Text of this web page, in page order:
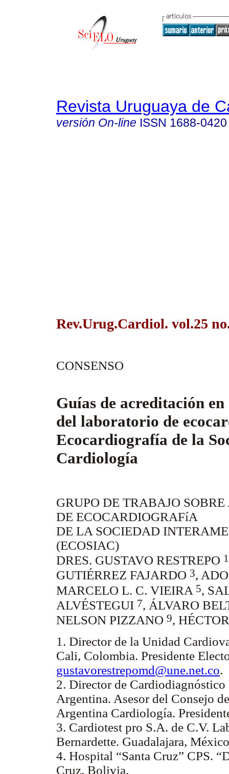
Revista Uruguaya de
versión On-line ISSN 1688-0420
Rev.Urug.Cardiol. vol.25
CONSENSO
Guías de acreditación
del laboratorio de
Ecocardiografía de la
Cardiología
GRUPO DE TRABAJO
DE ECOCARDIOGRAFíA
DE LA SOCIEDAD
(ECOSIAC)
DRES. GUSTAVO RESTREPO 1
GUTIÉRREZ FAJARDO 3,
MARCELO L. C. VIEIRA 5,
ALVÉSTEGUI 7, ÁLVARO
NELSON PIZZANO 9,
1. Director de la Unidad
Cali, Colombia. Presidente
gustavorestrepomd@une.net.co.
2. Director de
Argentina. Asesor del Consejo
Argentina Cardiología.
3. Cardiotest pro S.A. de C.V.
Bernardette. Guadalajara,
4. Hospital “Santa Cruz” CPS.
Cruz, Bolivia.